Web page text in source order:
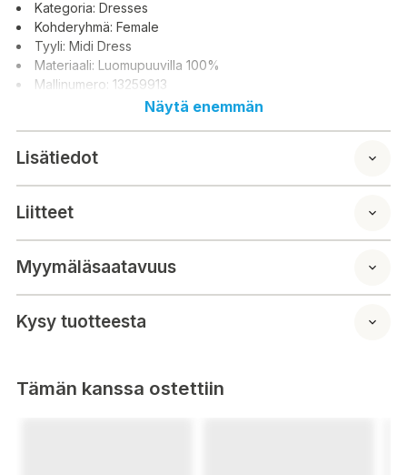
Kategoria: Dresses
Kohderyhmä: Female
Tyyli: Midi Dress
Materiaali: Luomupuuvilla 100%
Mallinumero: 13259913
Näytä enemmän
Lisätiedot
Liitteet
Myymäläsaatavuus
Kysy tuotteesta
Tämän kanssa ostettiin